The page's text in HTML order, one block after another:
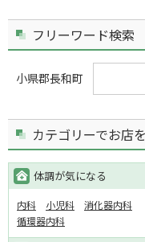
フリーワード検索
小県郡長和町
カテゴリーでお店
体調が気になる
内科 小児科
消化器内科
循環器内科